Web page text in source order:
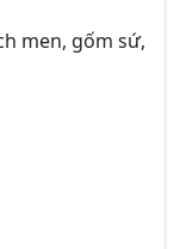
men, gốm sứ,